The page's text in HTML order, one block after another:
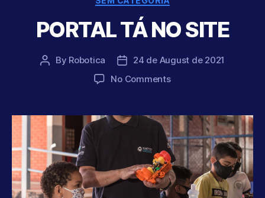
PORTAL TÁ NO SITE
Post
By Robotica
Post
date
24 de August de 2021
No Commentson
NO
SITE